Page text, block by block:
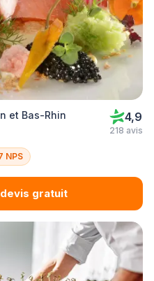
et Bas-Rhin 4,9
218 avis
NPS
gratuit